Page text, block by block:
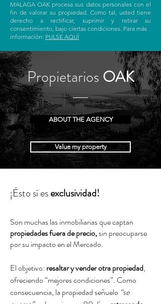
MALAGA OAK procesa sus datos personales con el
fin de valorar su propiedad. Como tal, usted tiene
derecho a rectificar, suprimir y retirar su
consentimiento, bajo ciertas condiciones. Para más
información: PULSE AQUÍ
Propietarios OAK
ABOUT THE AGENCY
Value my property
¡Ésto sí esexclusividad!
Son muchas las inmobiliarias que captan
propiedades fuera de precio,sin preocuparse
por su impacto en el Mercado.
El objetivo: resaltar y vender otra propiedad,
ofreciendo “mejores condiciones”. Como
consecuencia, la propiedad señuelo “se